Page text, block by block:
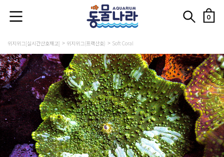
0
위지위그[실시간산호재고] 위지위그(프랙산호) Soft Coral